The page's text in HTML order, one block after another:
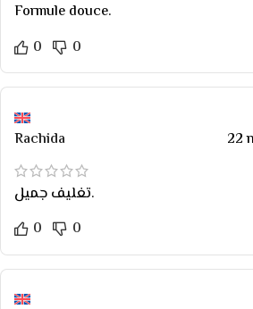
Formule douce.
0
0
Rachida 22
تغليف جميل.
0
0